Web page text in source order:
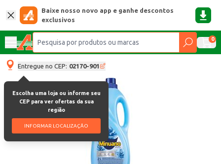
Baixe nosso novo app e ganhe descontos
exclusivos
0
Entregue no CEP: 02170-901
Escolha uma loja ou informe seu
CEP para ver ofertas da sua
região
INFORMAR LOCALIZAÇÃO